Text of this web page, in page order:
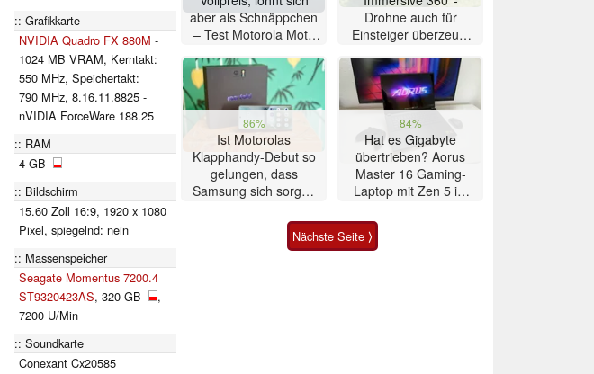
Grafikkarte
NVIDIA Quadro FX 880M -
1024 MB VRAM, Kerntakt:
550 MHz, Speichertakt:
790 MHz, 8.16.11.8825 -
nVIDIA ForceWare 188.25
RAM
4 GB
Bildschirm
15.60 Zoll 16:9, 1920 x 1080
Pixel, spiegelnd: nein
Massenspeicher
Seagate Momentus 7200.4
ST9320423AS, 320 GB
,
7200 U/Min
Soundkarte
Conexant Cx20585
aber als Schnäppchen
– Test Motorola Moto
Drohne auch für
Einsteiger überzeugt
86%
Ist Motorolas
Klapphandy-Debut so
gelungen, dass
Samsung sich sorgen
Smartphone im Test
84%
Hat es Gigabyte
übertrieben? Aorus
Master 16 Gaming-
Laptop mit Zen 5 im
Nächste Seite ⟩